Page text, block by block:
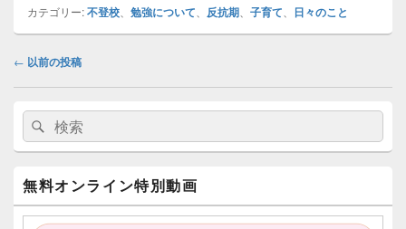
カテゴリー:不登校 勉強について 反抗期 子育て 日々のこと
投
ビ
ゲ
ー
シ
ョ
ン
← 以前の投稿
メ
ン
サ
ド
バ
検
索:
検
索
無料オンライン特別動画